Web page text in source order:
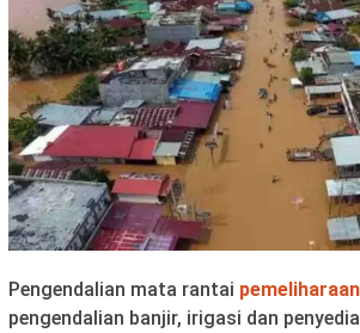
Pengendalian mata rantai
pengendalian banjir, irigasi dan